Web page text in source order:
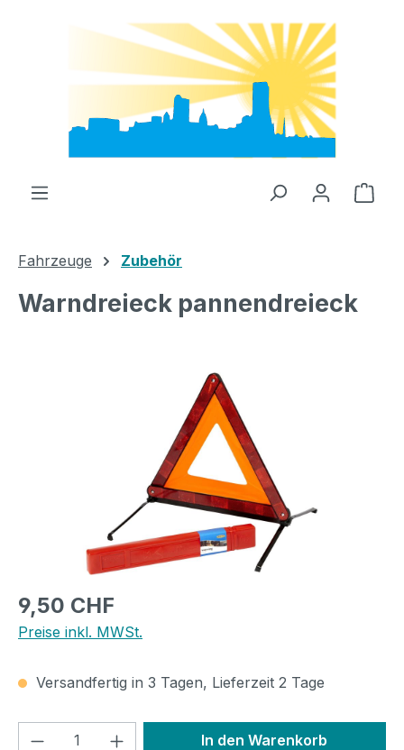
Zum Hauptinhalt springen
Fahrzeuge Zubehör
Warndreieck pannendreieck
Regulärer Preis:
9,50 CHF
Preise inkl. MWSt.
Versandfertig in 3 Tagen, Lieferzeit 2 Tage
Produkt Anzahl: Gib denIn den Warenkorb